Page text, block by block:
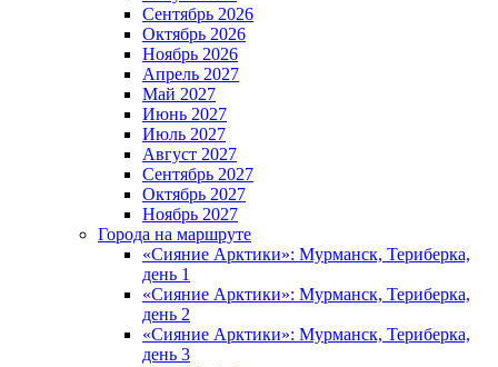
Сентябрь 2026
Октябрь 2026
Ноябрь 2026
Апрель 2027
Май 2027
Июнь 2027
Июль 2027
Август 2027
Сентябрь 2027
Октябрь 2027
Ноябрь 2027
Города на маршруте
«Сияние Арктики»: Мурманск, Териберка,
день 1
«Сияние Арктики»: Мурманск, Териберка,
день 2
«Сияние Арктики»: Мурманск, Териберка,
день 3